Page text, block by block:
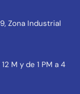
Zona Industrial
M y de 1 PM a 4